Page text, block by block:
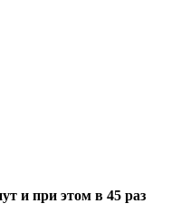
и при этом в 45 раз